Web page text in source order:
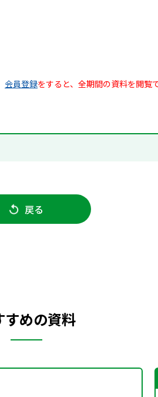
会員登録をすると、全期間の資料を閲覧
戻る
すめの資料